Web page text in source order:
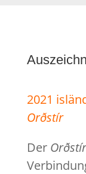
2021
Orðstír
Der Orðstír